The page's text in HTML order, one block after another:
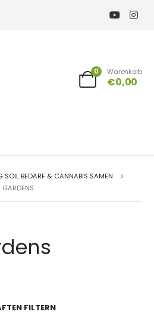
0 Warenkorb
€0,00
SOIL BEDARF & CANNABIS SAMEN
GARDENS
FILTERN